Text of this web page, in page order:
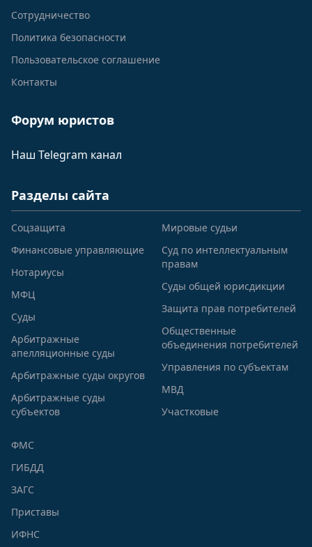
Сотрудничество
Политика безопасности
Пользовательское соглашение
Контакты
Форум юристов
Наш Telegram канал
Разделы сайта
Соцзащита
Финансовые управляющие
Нотариусы
МФЦ
Суды
Арбитражные
апелляционные суды
Арбитражные суды округов
Арбитражные суды
субъектов
Мировые судьи
Суд по интеллектуальным
правам
Суды общей юрисдикции
Защита прав потребителей
Общественные
объединения потребителей
Управления по субъектам
МВД
Участковые
ФМС
ГИБДД
ЗАГС
Приставы
ИФНС